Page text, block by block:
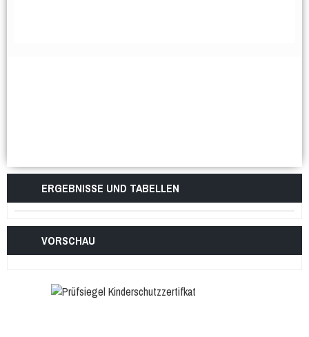
ERGEBNISSE UND TABELLEN
VORSCHAU